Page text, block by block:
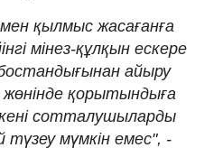
қылмыс жасағанға
мінез-құлқын ескере
айыру
қорытындыға
сотталушыларды
түзеу мүмкін емес", -